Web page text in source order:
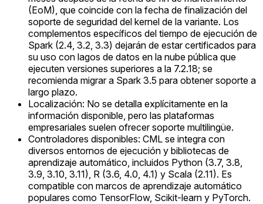
(EoM), que coincide con la fecha de finalización del
soporte de seguridad del kernel de la variante. Los
complementos específicos del tiempo de ejecución de
Spark (2.4, 3.2, 3.3) dejarán de estar certificados para
su uso con lagos de datos en la nube pública que
ejecuten versiones superiores a la 7.2.18; se
recomienda migrar a Spark 3.5 para obtener soporte a
largo plazo.
Localización: No se detalla explícitamente en la
información disponible, pero las plataformas
empresariales suelen ofrecer soporte multilingüe.
Controladores disponibles: CML se integra con
diversos entornos de ejecución y bibliotecas de
aprendizaje automático, incluidos Python (3.7, 3.8,
3.9, 3.10, 3.11), R (3.6, 4.0, 4.1) y Scala (2.11). Es
compatible con marcos de aprendizaje automático
populares como TensorFlow, Scikit-learn y PyTorch.